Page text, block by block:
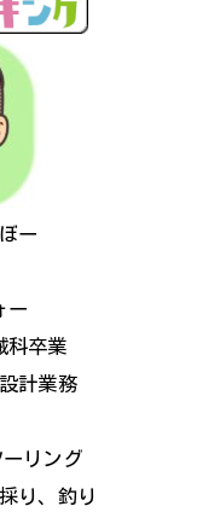
ー
ー
科卒業
計業務
リング
り、釣り